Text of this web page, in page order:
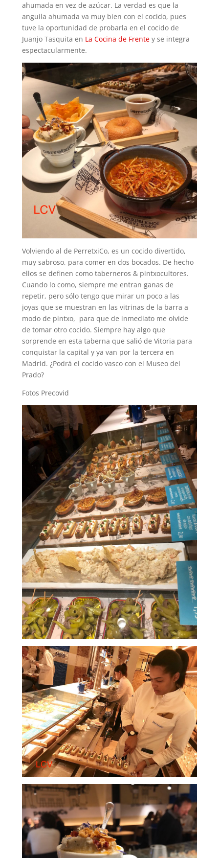
ahumada en vez de azúcar. La verdad es que la
anguila ahumada va muy bien con el cocido, pues
tuve la oportunidad de probarla en el cocido de
Juanjo Tasquita en La Cocina de Frentey se integra
espectacularmente.
Volviendo al de PerretxiCo, es un cocido divertido,
muy sabroso, para comer en dos bocados. De hecho
ellos se definen como taberneros & pintxocultores.
Cuando lo como, siempre me entran ganas de
repetir, pero sólo tengo que mirar un poco a las
joyas que se muestran en las vitrinas de la barra a
modo de pintxo, para que de inmediato me olvide
de tomar otro cocido. Siempre hay algo que
sorprende en esta taberna que salió de Vitoria para
conquistar la capital y ya van por la tercera en
Madrid. ¿Podrá el cocido vasco con el Museo del
Prado?
Fotos Precovid